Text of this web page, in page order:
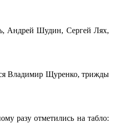
Андрей Шудин, Сергей Лях,
Владимир Щуренко, трижды
разу отметились на табло: